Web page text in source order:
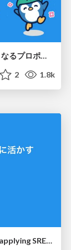
2 1.8k
SRE の考えをマネジメントに活かす / applying SRE ideas to management